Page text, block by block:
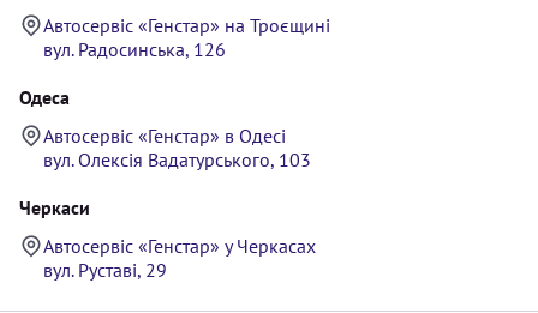
Автосервіс «Генстар» на Троєщині
вул. Радосинська, 126
Одеса
Автосервіс «Генстар» в Одесі
вул. Олексія Вадатурського, 103
Черкаси
Автосервіс «Генстар» у Черкасах
вул. Руставі, 29